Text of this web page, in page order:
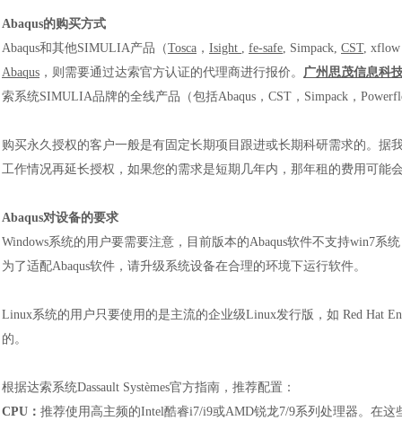
Abaqus的购买方式
Abaqus和其他SIMULIA产品（Tosca ， Isight , fe-safe, Simpack, CST, xflow
Abaqus ，则需要通过达索官方认证的代理商进行报价。 广州思茂信息科
索系统SIMULIA品牌的全线产品（包括Abaqus，CST，Simpack，
购买永久授权的客户一般是有固定长期项目跟进或长期科研需求的。
工作情况再延长授权，如果您的需求是短期几年内，那年租的费用可能
Abaqus对设备的要求
Windows系统的用户要需要注意，目前版本的Abaqus软件不支持win7系
为了适配Abaqus软件，请升级系统设备在合理的环境下运行软件。
Linux系统的用户只要使用的是主流的企业级Linux发行版，如 Red Hat
的。
根据达索系统Dassault Systèmes官方指南，推荐配置：
CPU： 推荐使用高主频的Intel酷睿i7/i9或AMD锐龙7/9系列处理器。在